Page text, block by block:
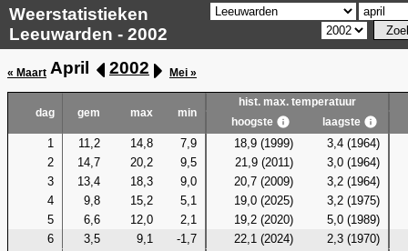
Weerstatistieken
Leeuwarden - 2002
« Maart April 2002 Mei »
dag gem max min
hist. max. temperatuur
hoogste
laagste
1 11,2 14,8 7,9 18,9 (1999)
3,4 (1964)
2
14,7 20,2 9,5 21,9 (2011)
3,0 (1964)
3
13,4 18,3 9,0 20,7 (2009)
3,2 (1964)
4
9,8 15,2 5,1 19,0 (2025)
3,2 (1975)
5
6,6 12,0 2,1 19,2 (2020)
5,0 (1989)
6
3,5 9,1 -1,7 22,1 (2024)
2,3 (1970)